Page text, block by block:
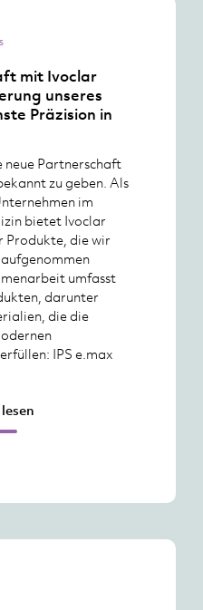
mit Ivoclar
unseres
Präzision in
neue Partnerschaft
zu geben. Als
im
bietet Ivoclar
Produkte, die wir
umfasst
darunter
die die
IPS e.max